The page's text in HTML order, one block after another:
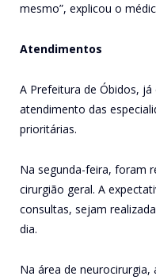
mesmo”, explicou o
Atendimentos
A Prefeitura de Óbidos,
atendimento das
prioritárias.
Na segunda-feira, foram
cirurgião geral. A
consultas, sejam
dia.
Na área de